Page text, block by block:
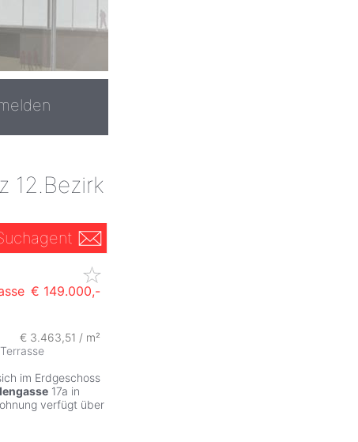
12.Bezirk
€ 149.000,-
€ 3.463,51 / m²
Terrasse
im Erdgeschoss
17a in
verfügt über